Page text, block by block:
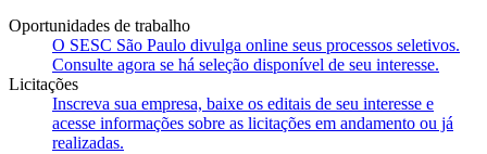
Oportunidades de trabalho
O SESC São Paulo divulga online seus processos seletivos.
Consulte agora se há seleção disponível de seu interesse.
Licitações
Inscreva sua empresa, baixe os editais de seu interesse e
acesse informações sobre as licitações em andamento ou já
realizadas.